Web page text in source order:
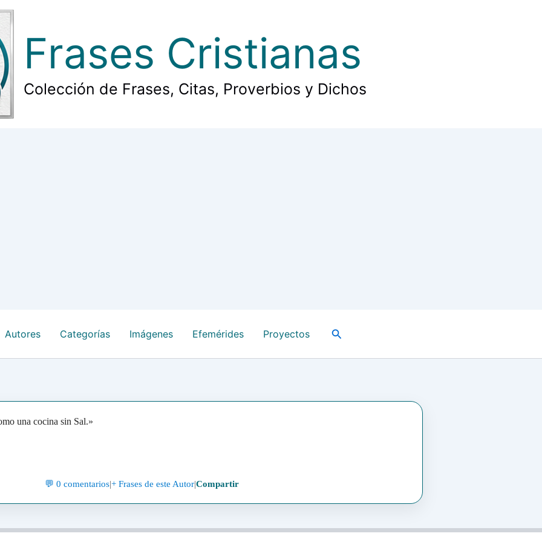
Frases Cristianas
Colección de Frases, Citas, Proverbios y Dichos
Autores Categorías Imágenes Efemérides Proyectos Buscar
una cocina sin Sal.»
💬 0 comentarios|+ Frases de este Autor|Compartir